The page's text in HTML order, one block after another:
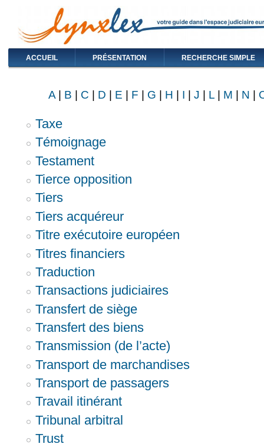
ACCUEIL PRÉSENTATION RECHERCHE SIMPLE
A B C D E F G H I |J L M N
Taxe
Témoignage
Testament
Tierce opposition
Tiers
Tiers acquéreur
Titre exécutoire européen
Titres financiers
Traduction
Transactions judiciaires
Transfert de siège
Transfert des biens
Transmission (de l’acte)
Transport de marchandises
Transport de passagers
Travail itinérant
Tribunal arbitral
Trust